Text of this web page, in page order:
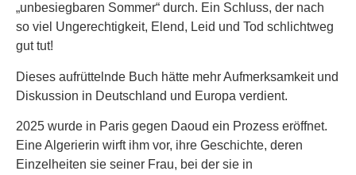
„unbesiegbaren Sommer“ durch. Ein Schluss, der nach
so viel Ungerechtigkeit, Elend, Leid und Tod schlichtweg
gut tut!
Dieses aufrüttelnde Buch hätte mehr Aufmerksamkeit und
Diskussion in Deutschland und Europa verdient.
2025 wurde in Paris gegen Daoud ein Prozess eröffnet.
Eine Algerierin wirft ihm vor, ihre Geschichte, deren
Einzelheiten sie seiner Frau, bei der sie in